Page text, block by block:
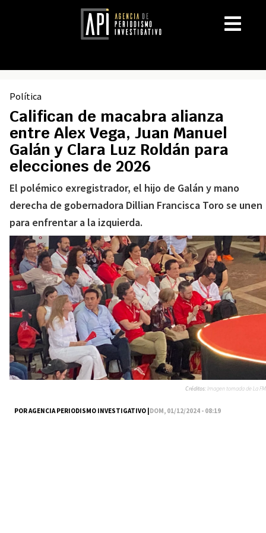
Política
Califican de macabra alianza
entre Alex Vega, Juan Manuel
Galán y Clara Luz Roldán para
elecciones de 2026
El polémico exregistrador, el hijo de Galán y mano
derecha de gobernadora Dillian Francisca Toro se unen
para enfrentar a la izquierda.
POR AGENCIA PERIODISMO INVESTIGATIVO |DOM, 01/12/2024 - 08:19
Créditos:Imagen tomada de La FM